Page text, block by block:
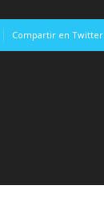
Compartir en Twitter